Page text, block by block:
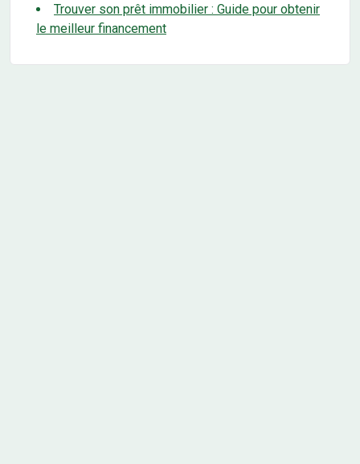
Trouver son prêt immobilier : Guide pour obtenir
le meilleur financement